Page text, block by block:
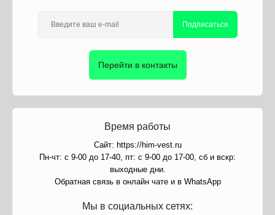
Подписаться
Перейти в контакты
Время работы
Сайт: https://him-vest.ru
Пн-чт: с 9-00 до 17-40, пт: с 9-00 до 17-00, сб и вскр:
выходные дни.
Обратная связь в онлайн чате и в WhatsApp
Мы в социальных сетях: